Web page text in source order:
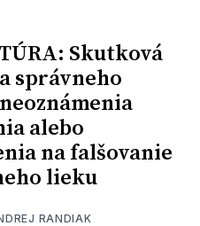
Skutková
správneho
alebo
na falšovanie
lieku
RANDIAK